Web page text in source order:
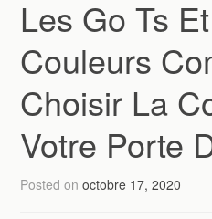
Les Go Ts
Couleurs
Choisir La
Votre Porte
Posted onoctobre 17, 2020